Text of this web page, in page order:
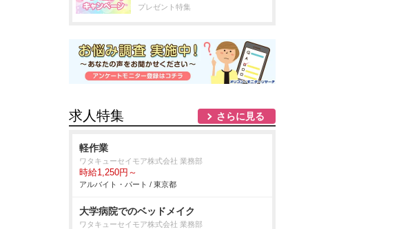
プレゼント特集
求人特集 さらに見る
軽作業
ワタキューセイモア株式会社 業務部
時給1,250円～
アルバイト・パート / 東京都
大学病院でのベッドメイク
ワタキューセイモア株式会社 業務部